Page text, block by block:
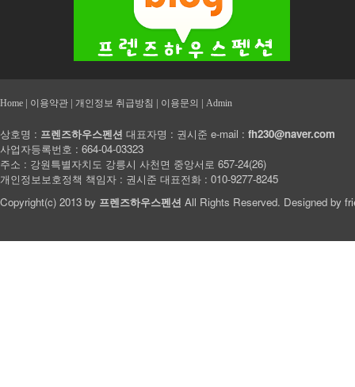
Home | 이용약관 | 개인정보 취급방침 | 이용문의 | Admin
상호명 : 프렌즈하우스펜션 대표자명 : 권시준 e-mail : fh230@naver.com
사업자등록번호 : 664-04-03323
주소 : 강원특별자치도 강릉시 사천면 중앙서로 657-24(26)
개인정보보호정책 책임자 : 권시준 대표전화 : 010-9277-8245
Copyright(c) 2013 by 프렌즈하우스펜션 All Rights Reserved. Designed by